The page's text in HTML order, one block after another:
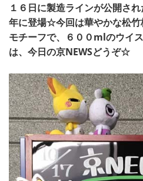
１６日に製造ラインが公開さ
年に登場☆今回は華やかな松
モチーフで、６００mlのウイ
は、今日の京NEWSどうぞ☆